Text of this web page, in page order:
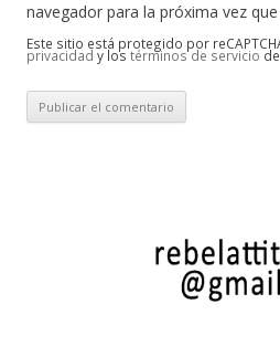
navegador para la próxima vez
Este sitio está protegido por
privacidad y los términos de servicio